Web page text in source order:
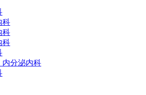
科
科
科
内分泌内科